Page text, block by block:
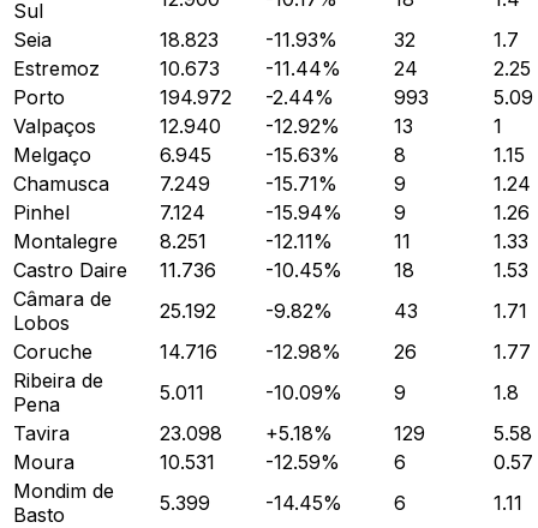
Sul
Seia
18.823 -11.93% 32
1.7
Estremoz
10.673 -11.44% 24
2.25
Porto
194.972 -2.44% 993
5.09
Valpaços
12.940 -12.92% 13
1
Melgaço
6.945 -15.63% 8
1.15
Chamusca
7.249 -15.71% 9
1.24
Pinhel
7.124 -15.94% 9
1.26
Montalegre
8.251 -12.11% 11
1.33
Castro Daire
11.736 -10.45% 18
1.53
Câmara de
Lobos
25.192 -9.82% 43
1.71
Coruche
14.716 -12.98% 26
1.77
Ribeira de
Pena
5.011 -10.09% 9
1.8
Tavira
23.098 +5.18% 129
5.58
Moura
10.531 -12.59% 6
0.57
Mondim de
Basto
5.399 -14.45% 6
1.11